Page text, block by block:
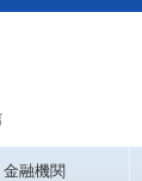
金融機関